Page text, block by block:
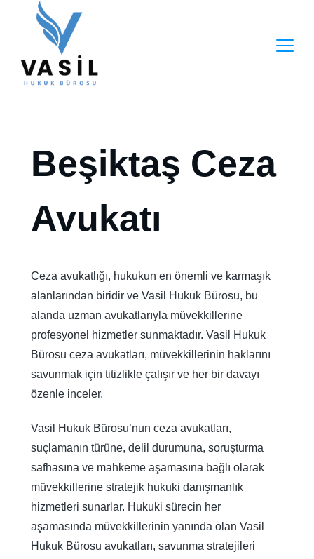
Beşiktaş Ceza
Avukatı
Ceza avukatlığı, hukukun en önemli ve karmaşık
alanlarından biridir ve Vasil Hukuk Bürosu, bu
alanda uzman avukatlarıyla müvekkillerine
profesyonel hizmetler sunmaktadır. Vasil Hukuk
Bürosu ceza avukatları, müvekkillerinin haklarını
savunmak için titizlikle çalışır ve her bir davayı
özenle inceler.
Vasil Hukuk Bürosu’nun ceza avukatları,
suçlamanın türüne, delil durumuna, soruşturma
safhasına ve mahkeme aşamasına bağlı olarak
müvekkillerine stratejik hukuki danışmanlık
hizmetleri sunarlar. Hukuki sürecin her
aşamasında müvekkillerinin yanında olan Vasil
Hukuk Bürosu avukatları, savunma stratejileri